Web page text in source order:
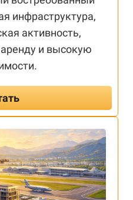
инфраструктура,
активность,
и высокую